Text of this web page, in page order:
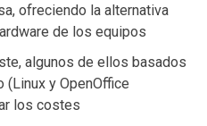
ofreciendo la alternativa
de los equipos
algunos de ellos basados
y OpenOffice
los costes